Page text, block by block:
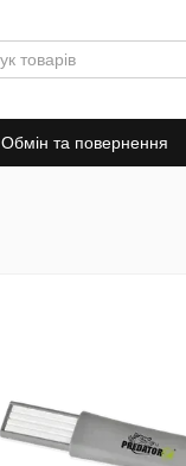
Обмін та повернення